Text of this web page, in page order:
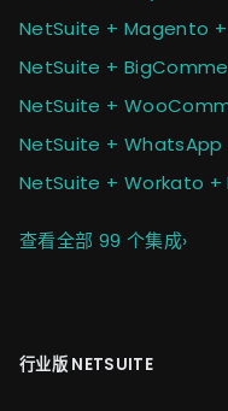
NetSuite + Magento
NetSuite +
NetSuite +
NetSuite + WhatsApp
NetSuite + Workato +
查看全部 99 个集成›
行业版 NETSUITE